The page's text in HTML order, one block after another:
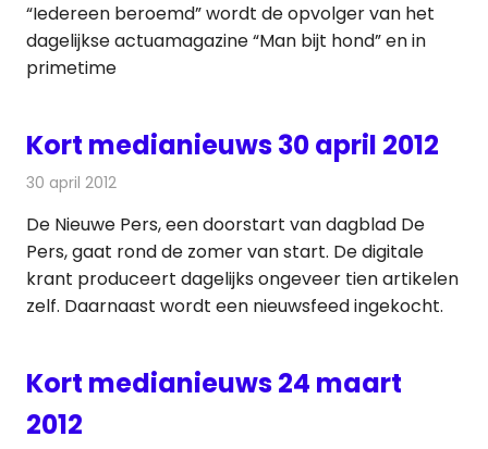
“Iedereen beroemd” wordt de opvolger van het
dagelijkse actuamagazine “Man bijt hond” en in
primetime
Kort medianieuws 30 april 2012
30 april 2012
De Nieuwe Pers, een doorstart van dagblad De
Pers, gaat rond de zomer van start. De digitale
krant produceert dagelijks ongeveer tien artikelen
zelf. Daarnaast wordt een nieuwsfeed ingekocht.
Kort medianieuws 24 maart
2012